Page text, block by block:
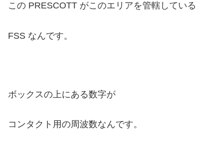
この PRESCOTT がこのエリアを管轄している
FSS なんです。
ボックスの上にある数字が
コンタクト用の周波数なんです。